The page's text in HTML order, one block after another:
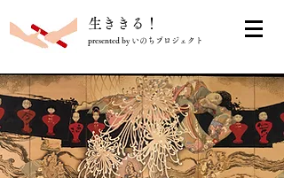
​生ききる！
presented by いのちプロジェクト